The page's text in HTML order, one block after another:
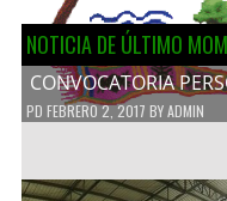
NOTICIA DE ÚLTIMO
CONVOCATORIA
PD FEBRERO 2, 2017 BYADMIN